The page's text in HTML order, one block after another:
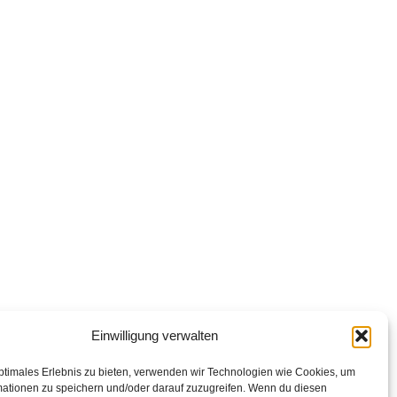
Einwilligung verwalten
Erlebnis zu bieten, verwenden wir Technologien wie Cookies, um
zu speichern und/oder darauf zuzugreifen. Wenn du diesen